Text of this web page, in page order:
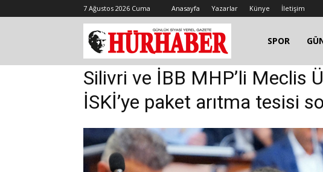
7 Ağustos 2026 Cuma Anasayfa Yazarlar Künye İletişim
SPOR
Silivri ve İBB MHP’li Meclis
İSKİ’ye paket arıtma tesisi